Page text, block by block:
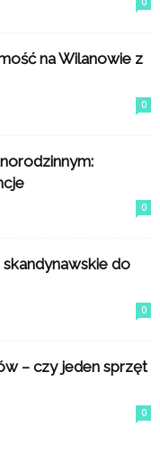
na Wilanowie z
0
0
do
0
– czy jeden sprzęt
0